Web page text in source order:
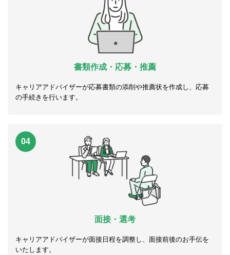
書類作成・応募・推薦
キャリアアドバイザーが応募書類の添削や推薦状を作成し、応募
の手続きを行います。
04
面接・選考
キャリアアドバイザーが面接日程を調整し、面接前後のお手伝を
いたします。